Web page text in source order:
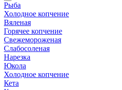
Рыба
Холодное копчение
Вяленая
Горячее копчение
Свежемороженая
Слабосоленая
Нарезка
Юкола
Холодное копчение
Кета